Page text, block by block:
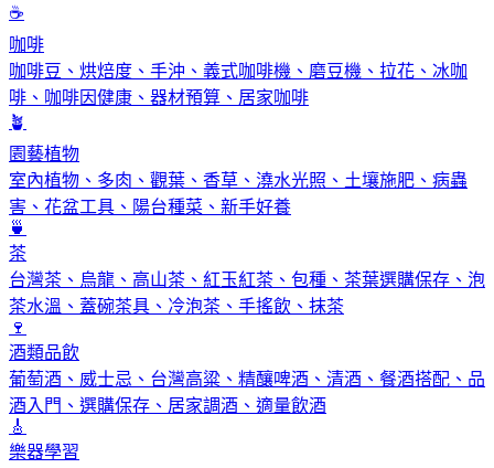
☕
咖啡
咖啡豆、烘焙度、手沖、義式咖啡機、磨豆機、拉花、冰咖
啡、咖啡因健康、器材預算、居家咖啡
🪴
園藝植物
室內植物、多肉、觀葉、香草、澆水光照、土壤施肥、病蟲
害、花盆工具、陽台種菜、新手好養
🍵
茶
台灣茶、烏龍、高山茶、紅玉紅茶、包種、茶葉選購保存、泡
茶水溫、蓋碗茶具、冷泡茶、手搖飲、抹茶
🍷
酒類品飲
葡萄酒、威士忌、台灣高粱、精釀啤酒、清酒、餐酒搭配、品
酒入門、選購保存、居家調酒、適量飲酒
🎸
樂器學習